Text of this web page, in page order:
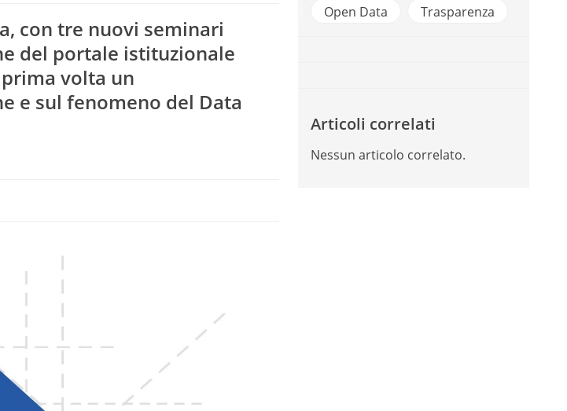
con tre nuovi seminari
del portale istituzionale
volta un
e sul fenomeno del Data
Open Data Trasparenza
Articoli correlati
Nessun articolo correlato.